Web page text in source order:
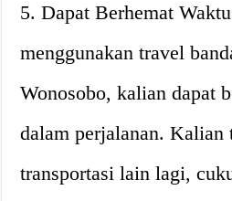
5. Dapat Berhemat
menggunakan travel
Wonosobo, kalian dapat
dalam perjalanan. Kalian
transportasi lain lagi,